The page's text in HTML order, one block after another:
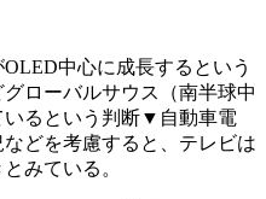
中心に成長するという
ローバルサウス（南半球中
いるという判断▼自動車電
どを考慮すると、テレビは
みている。